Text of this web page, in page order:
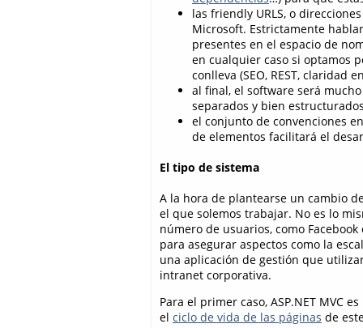
las friendly URLS, o
Microsoft. Estrictamente
presentes en el espacio de
en cualquier caso si optamos
conlleva (SEO, REST, claridad
al final, el software será
separados y bien
el conjunto de convenciones
de elementos facilitará el
El tipo de sistema
A la hora de plantearse un cambio
el que solemos trabajar. No es lo
número de usuarios, como
para asegurar aspectos como la
una aplicación de gestión que
intranet corporativa.
Para el primer caso, ASP.NET MVC
el ciclo de vida de las páginas de